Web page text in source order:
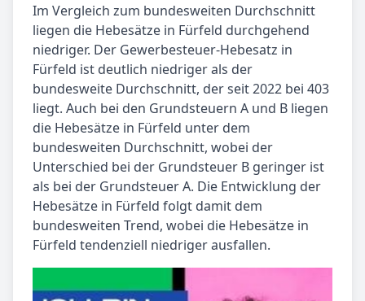
Im Vergleich zum bundesweiten Durchschnitt
liegen die Hebesätze in Fürfeld durchgehend
niedriger. Der Gewerbesteuer-Hebesatz in
Fürfeld ist deutlich niedriger als der
bundesweite Durchschnitt, der seit 2022 bei 403
liegt. Auch bei den Grundsteuern A und B liegen
die Hebesätze in Fürfeld unter dem
bundesweiten Durchschnitt, wobei der
Unterschied bei der Grundsteuer B geringer ist
als bei der Grundsteuer A. Die Entwicklung der
Hebesätze in Fürfeld folgt damit dem
bundesweiten Trend, wobei die Hebesätze in
Fürfeld tendenziell niedriger ausfallen.